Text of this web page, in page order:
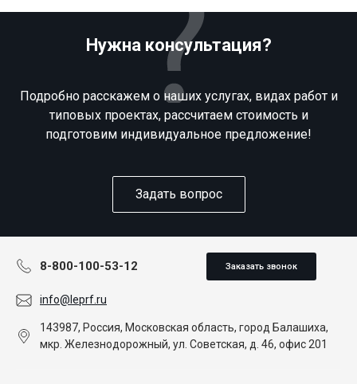
Нужна консультация?
Подробно расскажем о наших услугах, видах работ и
типовых проектах, рассчитаем стоимость и
подготовим индивидуальное предложение!
Задать вопрос
8-800-100-53-12 Заказать звонок
info@leprf.ru
143987, Россия, Московская область, город Балашиха,
мкр. Железнодорожный, ул. Советская, д. 46, офис 201